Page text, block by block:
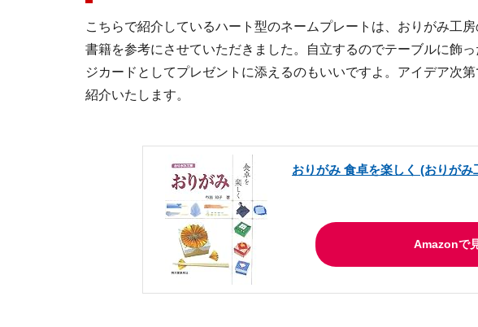
こちらで紹介しているハート型のネームプレートは、おりがみ工房
書籍を参考にさせていただきました。自立するのでテーブルに飾
ジカードとしてプレゼントに添えるのもいいですよ。アイデア次
紹介いたします。
おりがみ 食卓を楽しく (おりがみ
Amazonで